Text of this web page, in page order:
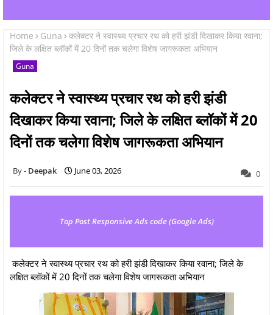
Home Guna
कलेक्टर ने स्वास्थ्य प्रचार रथ को हरी झंडी दिखाकर किया रवाना;
जिले के लक्षित ब्लॉकों में 20 दिनों तक चलेगा विशेष जागरूकता अभियान
Guna
कलेक्टर ने स्वास्थ्य प्रचार रथ को हरी झंडी
दिखाकर किया रवाना; जिले के लक्षित ब्लॉकों में 20
दिनों तक चलेगा विशेष जागरूकता अभियान
Deepak June 03, 2026 0
Top Post Responsive Ads code (Google Ads)
कलेक्टर ने स्वास्थ्य प्रचार रथ को हरी झंडी दिखाकर किया रवाना; जिले के
लक्षित ब्लॉकों में 20 दिनों तक चलेगा विशेष जागरूकता अभियान